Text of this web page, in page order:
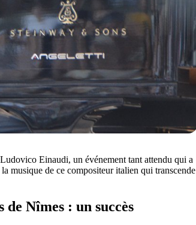
Einaudi, un événement tant attendu qui a
musique de ce compositeur italien qui transcende
Nîmes : un succès